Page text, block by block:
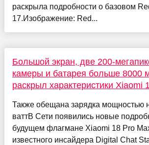
раскрыла подробности о базовом
17.Изображение: Red...
Большой экран, две 200-
камеры и батарея больше 8000
раскрыл характеристики Xiaomi
Также обещана зарядка мощностью
ваттВ Сети появились новые
будущем флагмане Xiaomi 18 Pro
известного инсайдера Digital Chat